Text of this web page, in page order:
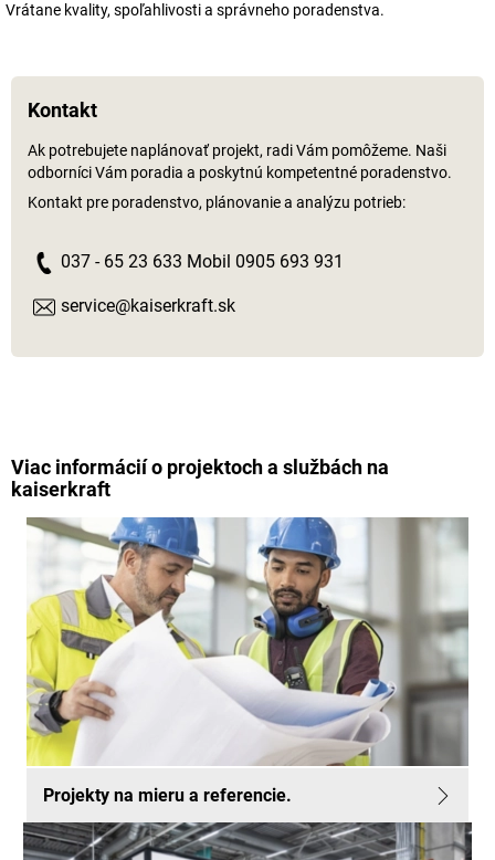
Vrátane kvality, spoľahlivosti a správneho poradenstva.
Kontakt
Ak potrebujete naplánovať projekt, radi Vám pomôžeme. Naši
odborníci Vám poradia a poskytnú kompetentné poradenstvo.
Kontakt pre poradenstvo, plánovanie a analýzu potrieb:
037 - 65 23 633 Mobil 0905 693 931
service@kaiserkraft.sk
Viac informácií o projektoch a službách na
kaiserkraft
Projekty na mieru a referencie.